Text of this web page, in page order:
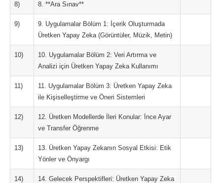
8) 8. **Ara Sınav**
9)
9. Uygulamalar Bölüm 1: İçerik Oluşturmada
Üretken Yapay Zeka (Görüntüler, Müzik, Metin)
10)
10. Uygulamalar Bölüm 2: Veri Artırma ve
Analizi için Üretken Yapay Zeka Kullanımı
11)
11. Uygulamalar Bölüm 3: Üretken Yapay Zeka
ile Kişiselleştirme ve Öneri Sistemleri
12)
12. Üretken Modellerde İleri Konular: İnce Ayar
ve Transfer Öğrenme
13)
13. Üretken Yapay Zekanın Sosyal Etkisi: Etik
Yönler ve Önyargı
14) 14. Gelecek Perspektifleri: Üretken Yapay Zeka